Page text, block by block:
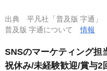
出典 平凡社「普及版 字通」
普及版 字通について情報
SNSのマーケティング担
祝休み/未経験歓迎/賞与2